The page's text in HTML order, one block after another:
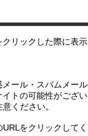
リックした際に表
ール・スパムメー
トの可能性がござ
ください。
をクリックして